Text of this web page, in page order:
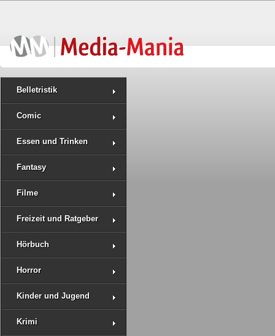
Belletristik
Comic
Essen und Trinken
Fantasy
Filme
Freizeit und Ratgeber
Hörbuch
Horror
Kinder und Jugend
Krimi